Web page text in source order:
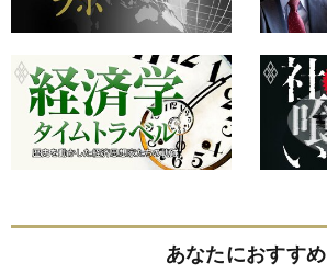
あなたにおすすめ